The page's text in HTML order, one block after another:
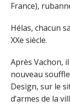
France),
Hélas, chacun
XXe siècle.
Après Vachon,
nouveau
Design, sur le
d’armes de la